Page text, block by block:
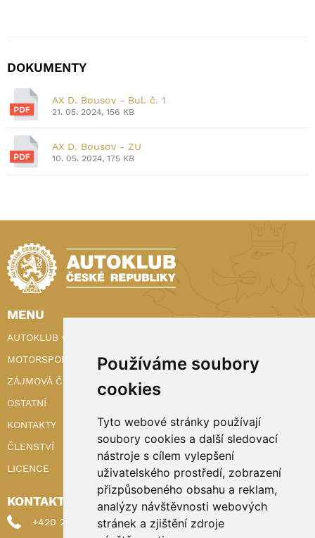
Používáme soubory
cookies
Tyto webové stránky používají
soubory cookies a další sledovací
nástroje s cílem vylepšení
uživatelského prostředí, zobrazení
přizpůsobeného obsahu a reklam,
analýzy návštěvnosti webových
stránek a zjištění zdroje
DOKUMENTY
AX D. Bousov - Bul. č. 1
21. 05. 2024, 156 KB
AX D. Bousov - ZU
10. 05. 2024, 175 KB
MENU
AUTOKLUB ČR
MOTORSPORT
ZÁJMOVÁ ČINNOST
OSTATNÍ
KONTAKTY
ČLENSTVÍ
LICENCE
KONTAKTY
+420 222 898 224 (sekretariat)